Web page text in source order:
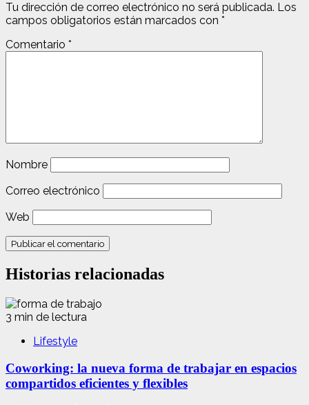
Tu dirección de correo electrónico no será publicada. Los
campos obligatorios están marcados con *
Comentario *
Nombre
Correo electrónico
Web
Historias relacionadas
3 min de lectura
Lifestyle
Coworking: la nueva forma de trabajar en espacios
compartidos eficientes y flexibles